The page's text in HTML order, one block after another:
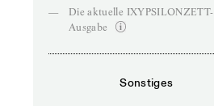
—
Die aktuelle IXYPSILONZETT-
Ausgabe
Sonstiges